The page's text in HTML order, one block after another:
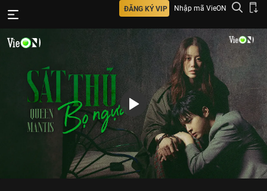
ĐĂNG KÝ VIP Nhập mã VieON